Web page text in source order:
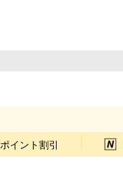
ポイント割引